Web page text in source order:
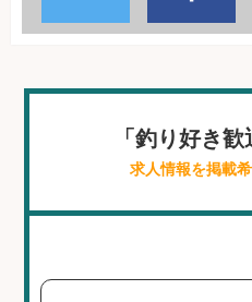
「釣り好き
求人情報を掲載